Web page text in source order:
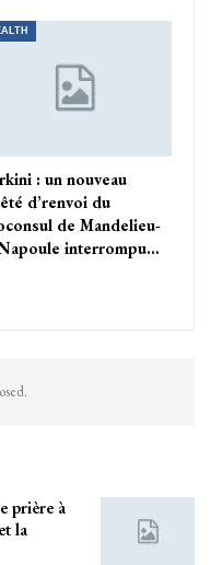
: un nouveau
d’renvoi du
de Mandelieu-
interrompu…
prière à
la